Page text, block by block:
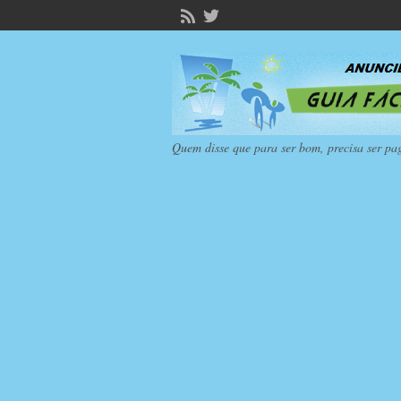
Quem disse que para ser bom, precisa ser